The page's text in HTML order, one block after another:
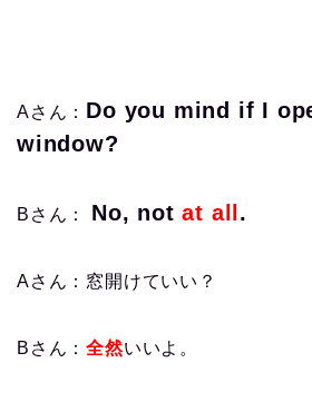
Aさん： Do you mind if I
window?
Bさん： No, not at all .
Aさん：窓開けていい？
Bさん：全然いいよ。